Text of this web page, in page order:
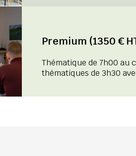
Premium (1350 €
Thématique de 7h00 au
thématiques de 3h30